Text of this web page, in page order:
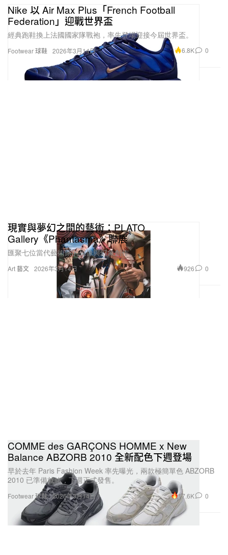
Footwear 球鞋
Nike 以 Air Max Plus「French Football
Federation」迎戰世界盃
經典跑鞋換上法國國家隊戰袍，率先登場迎接今屆世界盃。
2026年3月14日 6.8K 0
Art 藝文
現實與夢幻之間的藝術：PLATO
Gallery《Phantasma》聯展
匯聚七位當代藝術家的想像與幻象創作。
2026年3月14日 926 0
Footwear 球鞋
COMME des GARÇONS HOMME x New
Balance ABZORB 2010 全新配色下週登場
早於去年 Paris Fashion Week 率先曝光，兩款極簡單色 ABZORB
2010 已準備就緒，下週正式發售。
2026年3月14日 17.6K 0